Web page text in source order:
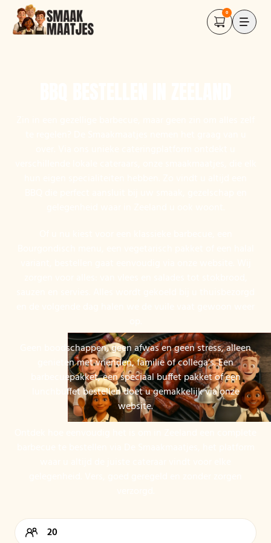
0
Geen boodschappen, geen afwas en geen stress, alleen
genieten met vrienden, familie of collega’s. Een
barbecuepakket, een speciaal buffet pakket of een
lunchbuffet bestellen doet u gemakkelijk via onze
website.